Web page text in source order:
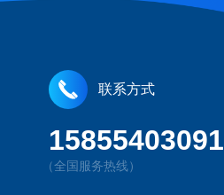
联系方式
15855403091
（全国服务热线）